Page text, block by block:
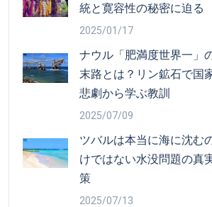
統と寛容性の秘密に迫る
2025/01/17
ナウル「肥満度世界一」
末路とは？リン鉱石で国
悲劇から学ぶ教訓
2025/07/09
ツバルは本当に海に沈む
けではない水没問題の真
策
2025/07/13